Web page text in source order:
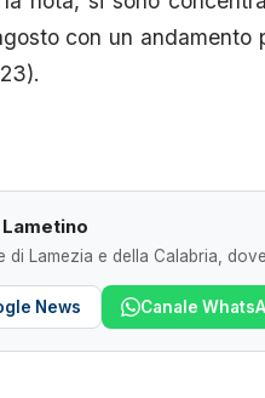
con un andamento
di Lamezia e della Calabria,
News Canale